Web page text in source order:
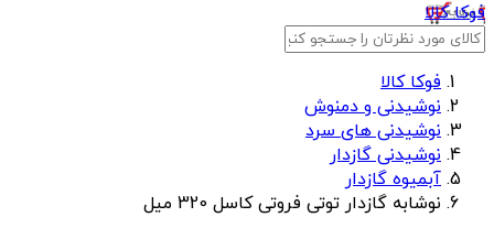
فوکا کالا
فوکا کالا
نوشیدنی و دمنوش
نوشیدنی های سرد
نوشیدنی گازدار
آبمیوه گازدار
نوشابه گازدار توتی فروتی کاسل 320 میل